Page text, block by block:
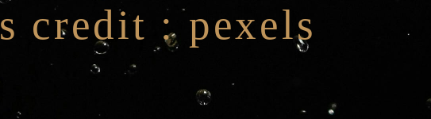
credit : pexels